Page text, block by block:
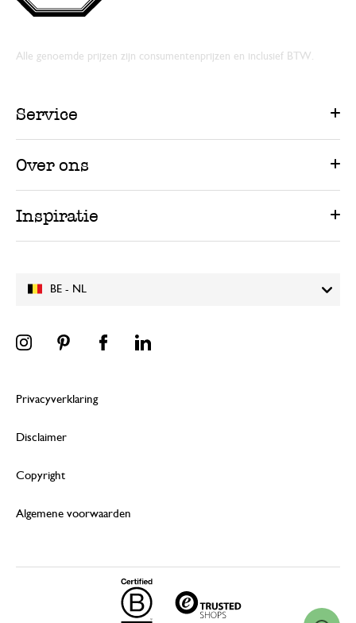
BE - NL
Alle genoemde prijzen zijn consumentenprijzen en inclusief BTW.
Service
Over ons
Inspiratie
Privacyverklaring
Disclaimer
Copyright
Algemene voorwaarden